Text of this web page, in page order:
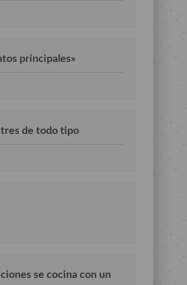
principales»
de todo tipo
se cocina con un